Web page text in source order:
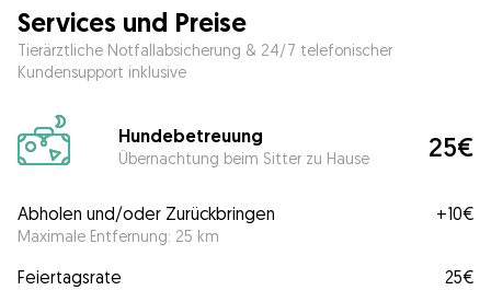
Services und Preise
Tierärztliche Notfallabsicherung & 24/7 telefonischer
Kundensupport inklusive
Hundebetreuung
Übernachtung beim Sitter zu Hause 25€
Abholen und/oder Zurückbringen
Maximale Entfernung: 25 km
+10€
Feiertagsrate
25€